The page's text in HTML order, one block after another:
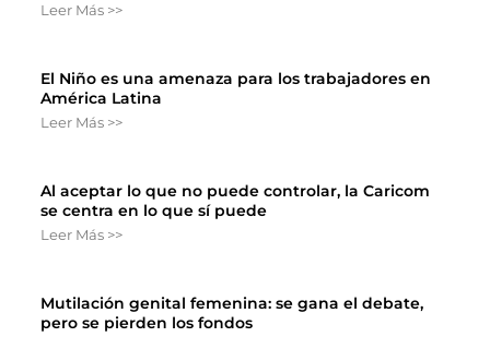
Leer Más >>
El Niño es una amenaza para los trabajadores en
América Latina
Leer Más >>
Al aceptar lo que no puede controlar, la Caricom
se centra en lo que sí puede
Leer Más >>
Mutilación genital femenina: se gana el debate,
pero se pierden los fondos